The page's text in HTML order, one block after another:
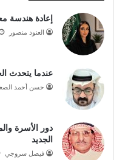
إعادة هندسة
العنود منصور
عندما يتحدث
حسن أحمد
دور الأسرة
الجديد
فيصل سروجي